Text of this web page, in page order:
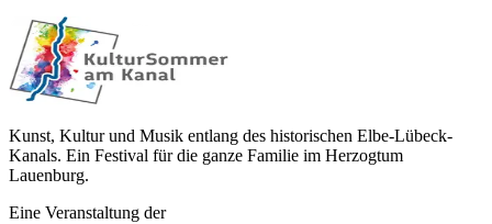
Kunst, Kultur und Musik entlang des historischen Elbe-Lübeck-
Kanals. Ein Festival für die ganze Familie im Herzogtum
Lauenburg.
Eine Veranstaltung der